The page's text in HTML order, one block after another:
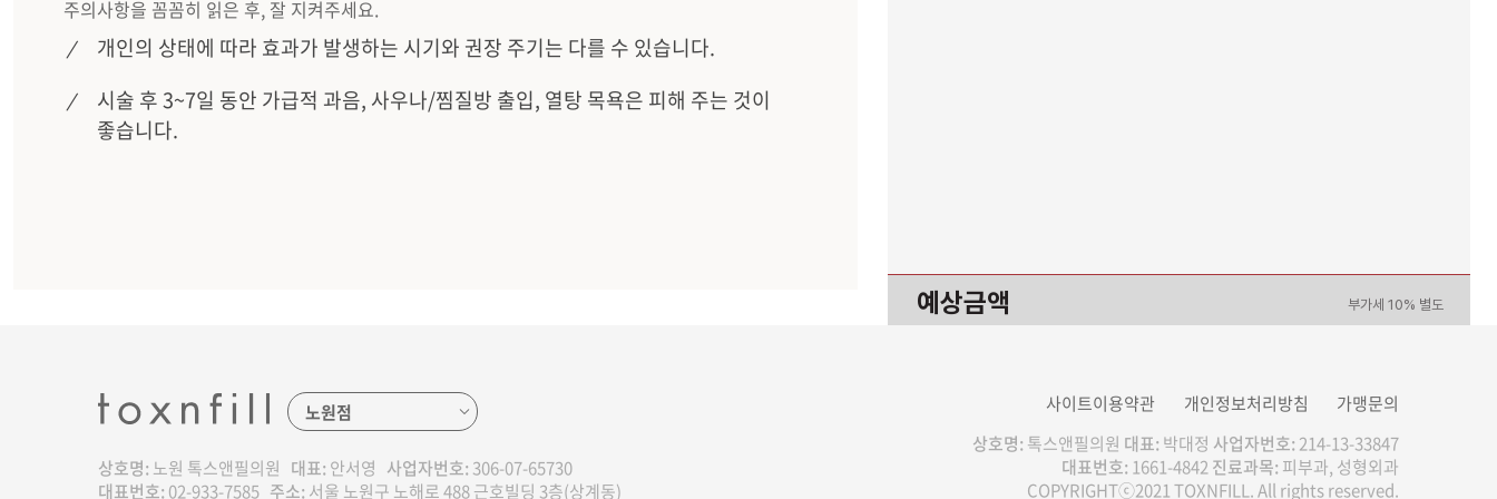
예상금액 부가세 10% 별도
이벤트/시술 예약하기
주의사항을 꼼꼼히 읽은 후, 잘 지켜주세요.
개인의 상태에 따라 효과가 발생하는 시기와 권장 주기는 다를 수 있습니다.
시술 후 3~7일 동안 가급적 과음, 사우나/찜질방 출입, 열탕 목욕은 피해 주는 것이
좋습니다.
상호명: 노원 톡스앤필의원 대표: 안서영 사업자번호: 306-07-65730
대표번호: 02-933-7585 주소: 서울 노원구 노해로 488 근호빌딩 3층(상계동)
사이트이용약관 개인정보처리방침
가맹문의
상호명: 톡스앤필의원 대표: 박대정 사업자번호: 214-13-33847
대표번호: 1661-4842진료과목: 피부과, 성형외과
COPYRIGHTⓒ2021 TOXNFILL. All rights reserved.